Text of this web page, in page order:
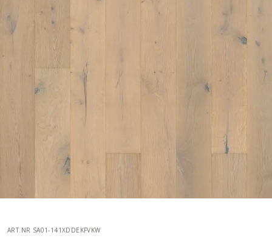
ART.NR SA01-141XDDEKFVKW